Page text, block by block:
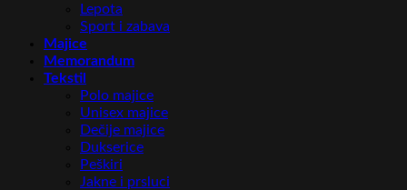
Lepota
Sport i zabava
Majice
Memorandum
Tekstil
Polo majice
Unisex majice
Dečije majice
Dukserice
Peškiri
Jakne i prsluci